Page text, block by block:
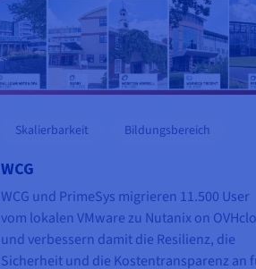
Skalierbarkeit Bildungsbereich
WCG
WCG und PrimeSys migrieren 11.500 User
vom lokalen VMware zu Nutanix on
und verbessern damit die Resilienz, die
Sicherheit und die Kostentransparenz an